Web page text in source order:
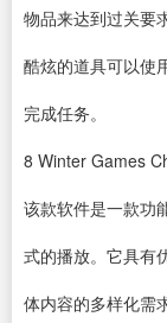
物品来达到过关要
酷炫的道具可以使
完成任务。
8 Winter Games
该款软件是一款功
式的播放。它具有
体内容的多样化需